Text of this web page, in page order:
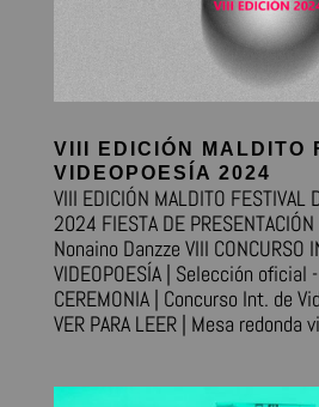
VIII EDICIÓN MALDITO
VIDEOPOESÍA 2024
VIII EDICIÓN MALDITO FESTIVAL
2024 FIESTA DE
Nonaino Danzze VIII CONCURSO
VIDEOPOESÍA | Selección oficial
CEREMONIA | Concurso Int. de
VER PARA LEER | Mesa redonda